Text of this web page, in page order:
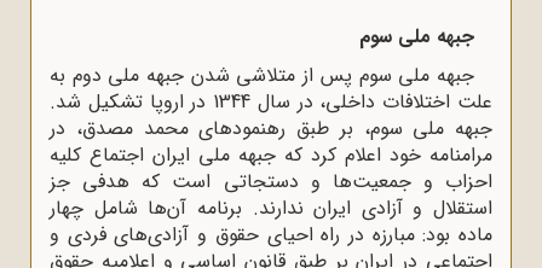
جبهه ملی سوم
جبهه ملی سوم پس از متلاشی شدن جبهه ملی دوم به
علت اختلافات داخلی، در سال 1344 در اروپا تشکیل شد.
جبهه ملی سوم، بر طبق رهنمودهای محمد مصدق، در
مرامنامه خود اعلام کرد که جبهه ملی ایران اجتماع کلیه
احزاب و جمعیت‌ها و دستجاتی است که هدفی جز
استقلال و آزادی ایران ندارند. برنامه آن‌ها شامل چهار
ماده بود: مبارزه در راه احیای حقوق و آزادی‌های فردی و
اجتماعی در ایران بر طبق قانون اساسی و اعلامیه حقوق